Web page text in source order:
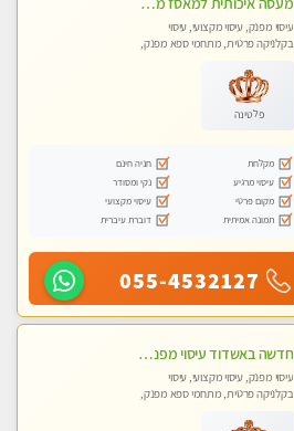
עיסוי מפנק, עיסוי מקצועי, עיסוי
בקלניקה פרטית, מתחמי ספא מפנק,
פלטינה
מקלחת
חניה חינם
עיסוי מרגיע
נקי ומסודר
מקום פרטי
עיסוי מקצועי
תמונה אמיתית
דוברת עיברית
055-4532127
חדשה באשדוד עיסוי מפנק בקליניקה פרטית שירות vip לרציניים בלבד! מומלץ!!
עיסוי מפנק, עיסוי מקצועי, עיסוי
בקלניקה פרטית, מתחמי ספא מפנק,